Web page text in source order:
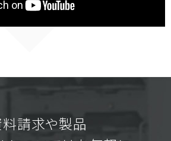
請求や製品